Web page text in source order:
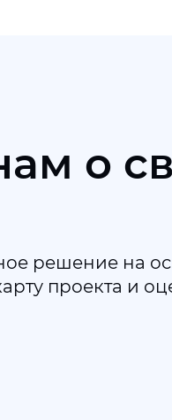
о
решение на
проекта и